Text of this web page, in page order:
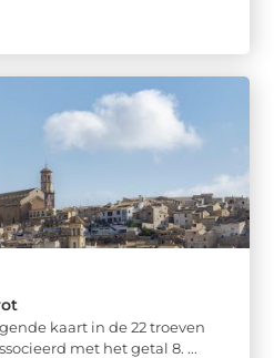
kaart in de 22 troeven
met het getal 8. ...